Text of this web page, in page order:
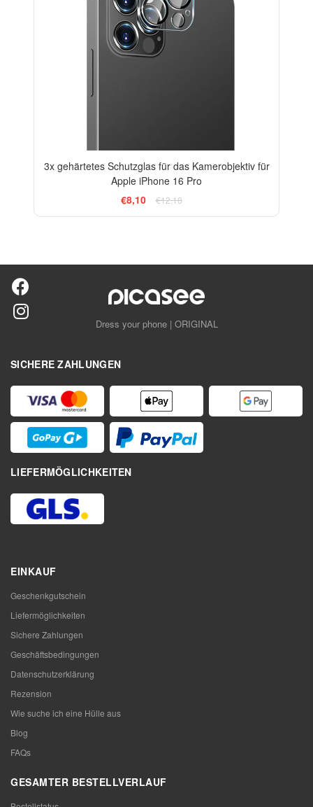
3x gehärtetes Schutzglas für das Kamerobjektiv für
Apple iPhone 16 Pro
€8,10
€12,10
Dress your phone | ORIGINAL
SICHERE ZAHLUNGEN
LIEFERMÖGLICHKEITEN
EINKAUF
Geschenkgutschein
Liefermöglichkeiten
Sichere Zahlungen
Geschäftsbedingungen
Datenschutzerklärung
Rezension
Wie suche ich eine Hülle aus
Blog
FAQs
GESAMTER BESTELLVERLAUF